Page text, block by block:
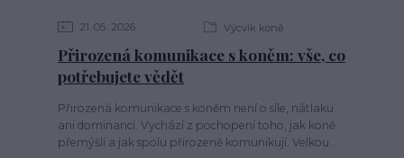
21 05 2026 Výcvik koně
Přirozená komunikace s koněm: vše, co
potřebujete vědět
Přirozená komunikace s koněm není o síle, nátlaku
ani dominanci. Vychází z pochopení toho, jak koně
přemýšlí a jak spolu přirozeně komunikují. Velkou ...